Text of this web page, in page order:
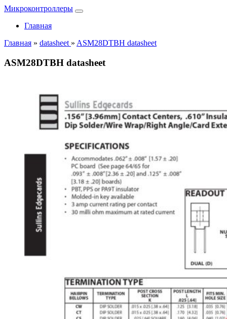
Микроконтроллеры
Главная
Главная » datasheet » ASM28DTBH datasheet
ASM28DTBH datasheet